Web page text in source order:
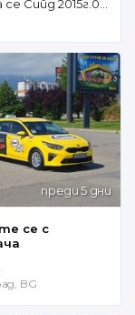
преди 5 дни
се с
BG